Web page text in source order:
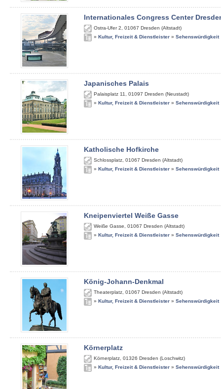
Internationales Congress Center
Ostra-Ufer 2 01067 Dresden (Altstadt)
» Kultur, Freizeit & Dienstleister » Sehenswürdigkeit
Japanisches Palais
Palaisplatz 11 01097 Dresden (Neustadt)
» Kultur, Freizeit & Dienstleister » Sehenswürdigkeit
Katholische Hofkirche
Schlossplatz 01067 Dresden (Altstadt)
» Kultur, Freizeit & Dienstleister » Sehenswürdigkeit
Kneipenviertel Weiße Gasse
Weiße Gasse 01067 Dresden (Altstadt)
» Kultur, Freizeit & Dienstleister » Sehenswürdigkeit
König-Johann-Denkmal
Theaterplatz 01067 Dresden (Altstadt)
» Kultur, Freizeit & Dienstleister » Sehenswürdigkeit
Körnerplatz
Körnerplatz 01326 Dresden (Loschwitz)
» Kultur, Freizeit & Dienstleister » Sehenswürdigkeit